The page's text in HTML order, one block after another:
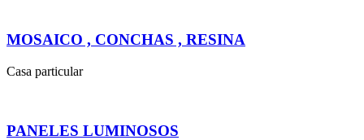
MOSAICO , CONCHAS , RESINA
Casa particular
PANELES LUMINOSOS